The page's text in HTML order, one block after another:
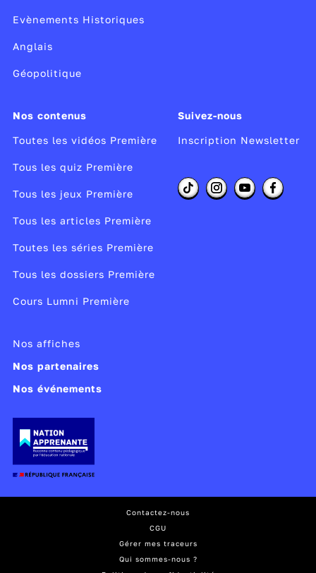
Evènements Historiques
Anglais
Géopolitique
Nos contenus
Toutes les vidéos Première
Tous les quiz Première
Tous les jeux Première
Tous les articles Première
Toutes les séries Première
Tous les dossiers Première
Cours Lumni Première
Suivez-nous
Inscription Newsletter
Nos affiches
Nos partenaires
Nos événements
Contactez-nous
CGU
Gérer mes traceurs
Qui sommes-nous ?